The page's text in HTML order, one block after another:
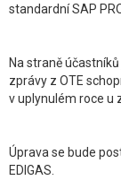
standardní SAP
Na straně
zprávy z OTE
v uplynulém roce u
Úprava se bude
EDIGAS.